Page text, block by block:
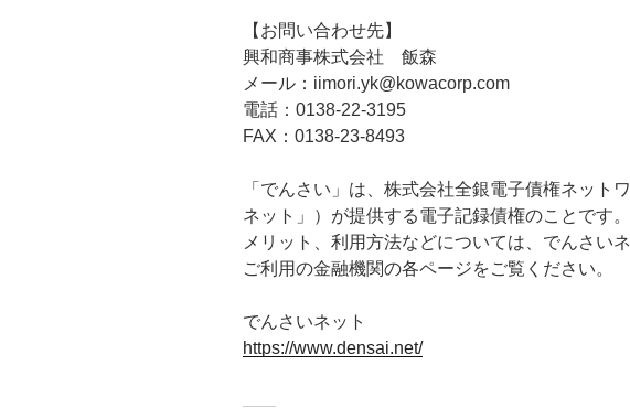
【お問い合わせ先】
興和商事株式会社 飯森
メール：iimori.yk@kowacorp.com
電話：0138-22-3195
FAX：0138-23-8493
「でんさい」は、株式会社全銀電子債権ネット
ネット」）が提供する電子記録債権のことです
メリット、利用方法などについては、でんさい
ご利用の金融機関の各ページをご覧ください。
でんさいネット
https://www.densai.net/